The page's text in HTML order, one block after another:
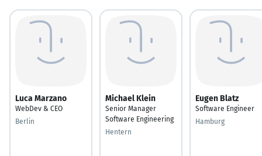
Luca Marzano
WebDev & CEO
Berlin
Michael Klein
Senior Manager
Software Engineering
Hentern
Eugen Blatz
Software Engineer
Hamburg